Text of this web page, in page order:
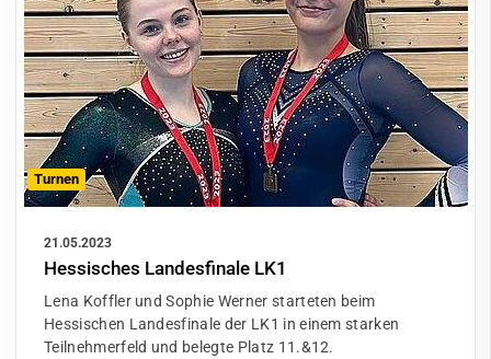
Turnen
21.05.2023
Hessisches Landesfinale LK1
Lena Koffler und Sophie Werner starteten beim
Hessischen Landesfinale der LK1 in einem starken
Teilnehmerfeld und belegte Platz 11.&12.